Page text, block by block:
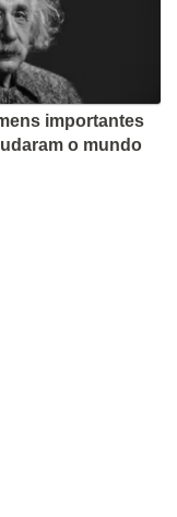
importantes
o mundo